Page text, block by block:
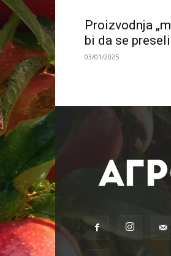
Proizvodnja
bi da se
03/01/2025